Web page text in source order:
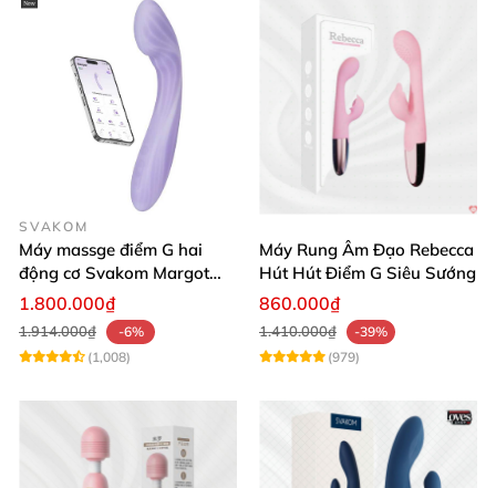
SVAKOM
Máy massge điểm G hai
động cơ Svakom Margot
điều khiển qua app
1.800.000₫
1.914.000₫
-6%
(1,008)
Máy Rung Âm Đạo Rebecca
Hút Hút Điểm G Siêu Sướng
860.000₫
1.410.000₫
-39%
(979)